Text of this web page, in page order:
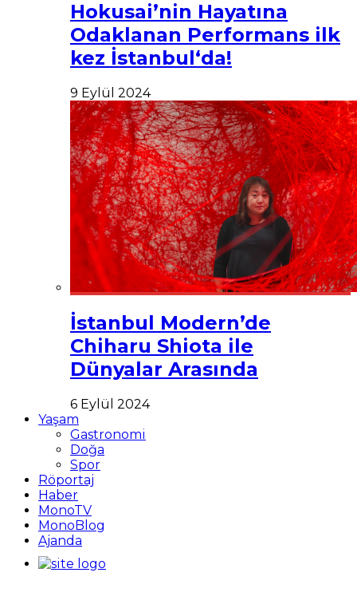
Hokusai’nin Hayatına
Odaklanan Performans ilk
kez İstanbul‘da!
9 Eylül 2024
İstanbul Modern’de
Chiharu Shiota ile
Dünyalar Arasında
6 Eylül 2024
Yaşam
Gastronomi
Doğa
Spor
Röportaj
Haber
MonoTV
MonoBlog
Ajanda